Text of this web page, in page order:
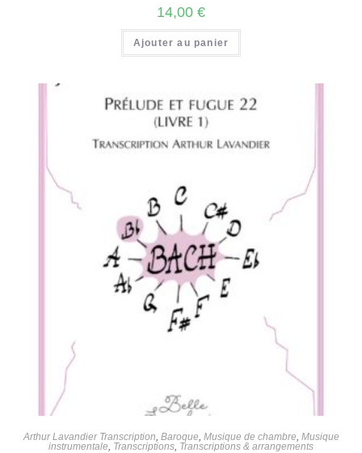
14,00 €
Ajouter au panier
Arthur Lavandier Transcription Baroque Musique de chambre Musique
instrumentale Transcriptions Transcriptions & arrangements